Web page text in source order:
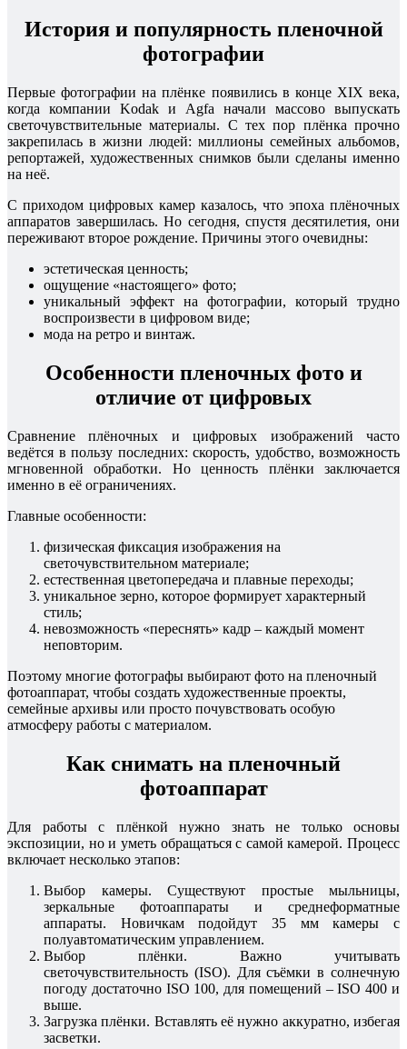
История и популярность пленочной
фотографии
Первые фотографии на плёнке появились в конце XIX века,
когда компании Kodak и Agfa начали массово выпускать
светочувствительные материалы. С тех пор плёнка прочно
закрепилась в жизни людей: миллионы семейных альбомов,
репортажей, художественных снимков были сделаны именно
на неё.
С приходом цифровых камер казалось, что эпоха плёночных
аппаратов завершилась. Но сегодня, спустя десятилетия, они
переживают второе рождение. Причины этого очевидны:
эстетическая ценность;
ощущение «настоящего» фото;
уникальный эффект на фотографии, который трудно
воспроизвести в цифровом виде;
мода на ретро и винтаж.
Особенности пленочных фото и
отличие от цифровых
Сравнение плёночных и цифровых изображений часто
ведётся в пользу последних: скорость, удобство, возможность
мгновенной обработки. Но ценность плёнки заключается
именно в её ограничениях.
Главные особенности:
физическая фиксация изображения на
светочувствительном материале;
естественная цветопередача и плавные переходы;
уникальное зерно, которое формирует характерный
стиль;
невозможность «переснять» кадр – каждый момент
неповторим.
Поэтому многие фотографы выбирают фото на пленочный
фотоаппарат, чтобы создать художественные проекты,
семейные архивы или просто почувствовать особую
атмосферу работы с материалом.
Как снимать на пленочный
фотоаппарат
Для работы с плёнкой нужно знать не только основы
экспозиции, но и уметь обращаться с самой камерой. Процесс
включает несколько этапов:
Выбор камеры. Существуют простые мыльницы,
зеркальные фотоаппараты и среднеформатные
аппараты. Новичкам подойдут 35 мм камеры с
полуавтоматическим управлением.
Выбор плёнки. Важно учитывать
светочувствительность (ISO). Для съёмки в солнечную
погоду достаточно ISO 100, для помещений – ISO 400 и
выше.
Загрузка плёнки. Вставлять её нужно аккуратно, избегая
засветки.